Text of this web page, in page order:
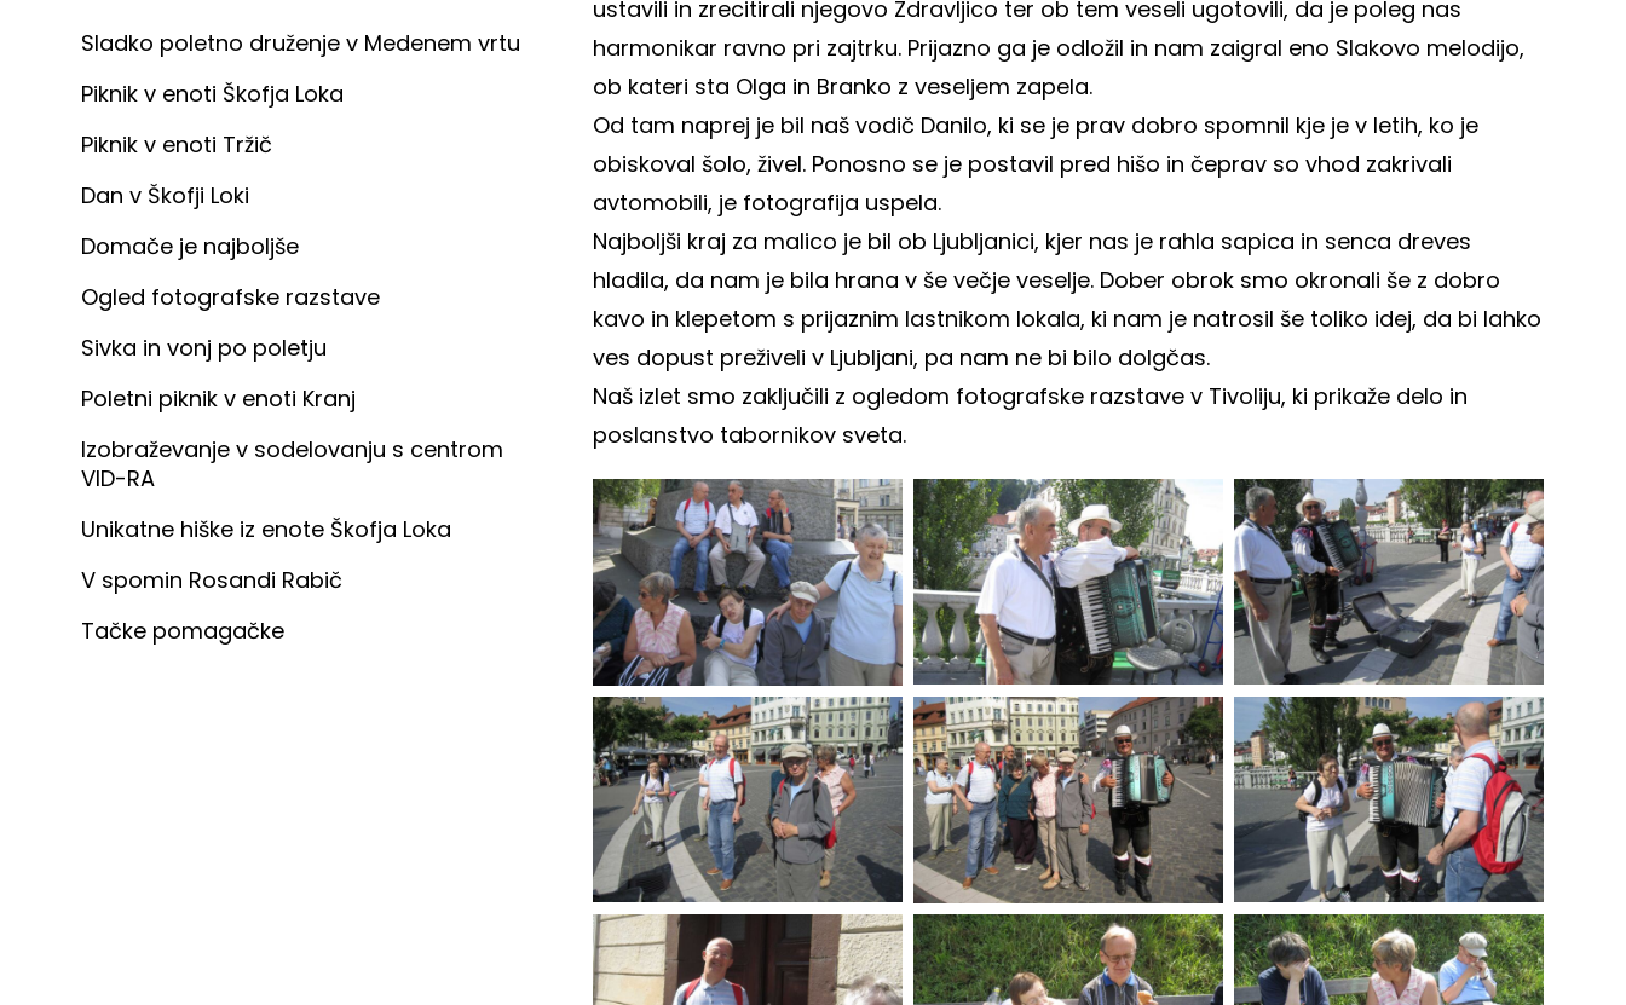
Sladko poletno druženje v Medenem vrtu
Piknik v enoti Škofja Loka
Piknik v enoti Tržič
Dan v Škofji Loki
Domače je najboljše
Ogled fotografske razstave
Sivka in vonj po poletju
Poletni piknik v enoti Kranj
Izobraževanje v sodelovanju s centrom
VID-RA
Unikatne hiške iz enote Škofja Loka
V spomin Rosandi Rabič
Tačke pomagačke
ustavili in zrecitirali njegovo Zdravljico ter ob tem veseli ugotovili, da je poleg nas
harmonikar ravno pri zajtrku. Prijazno ga je odložil in nam zaigral eno Slakovo melodijo,
ob kateri sta Olga in Branko z veseljem zapela.
Od tam naprej je bil naš vodič Danilo, ki se je prav dobro spomnil kje je v letih, ko je
obiskoval šolo, živel. Ponosno se je postavil pred hišo in čeprav so vhod zakrivali
avtomobili, je fotografija uspela.
Najboljši kraj za malico je bil ob Ljubljanici, kjer nas je rahla sapica in senca dreves
hladila, da nam je bila hrana v še večje veselje. Dober obrok smo okronali še z dobro
kavo in klepetom s prijaznim lastnikom lokala, ki nam je natrosil še toliko idej, da bi lahko
ves dopust preživeli v Ljubljani, pa nam ne bi bilo dolgčas.
Naš izlet smo zaključili z ogledom fotografske razstave v Tivoliju, ki prikaže delo in
poslanstvo tabornikov sveta.